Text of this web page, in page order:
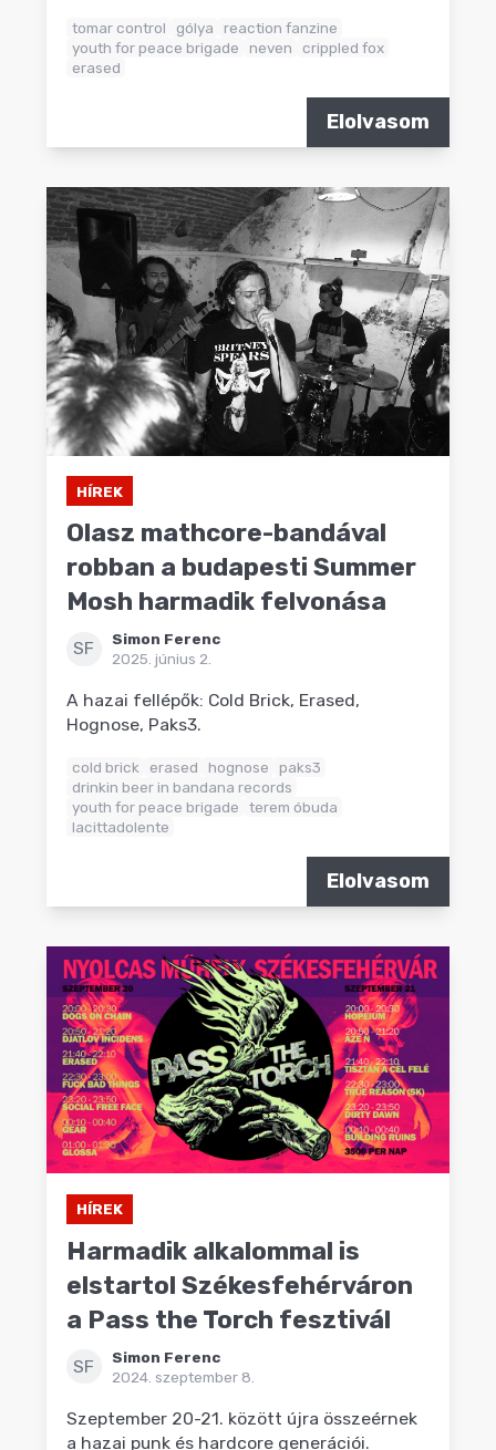
tomar control gólya
reaction fanzine
youth for peace brigade
neven
crippled fox
erased
Elolvasom
HÍREK
Olasz mathcore-bandával
robban a budapesti Summer
Mosh harmadik felvonása
SF
Simon Ferenc
2025. június 2.
A hazai fellépők: Cold Brick, Erased,
Hognose, Paks3.
cold brick erased hognose
paks3
drinkin beer in bandana records
youth for peace brigade
terem óbuda
lacittadolente
Elolvasom
HÍREK
Harmadik alkalommal is
elstartol Székesfehérváron
a Pass the Torch fesztivál
SF
Simon Ferenc
2024. szeptember 8.
Szeptember 20-21. között újra összeérnek
a hazai punk és hardcore generációi.